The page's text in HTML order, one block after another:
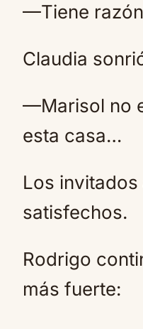
—Tiene
Claudia
—Marisol no
esta casa…
Los
satisfechos.
Rodrigo
más fuerte: